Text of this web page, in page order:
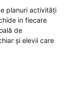
planuri activități
in fiecare
de
și elevii care